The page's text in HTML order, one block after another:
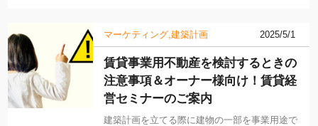
マーケティング 建築計画 2025/5/1
賃貸事業用不動産を検討するときの
注意事項＆オーナー様向け！賃貸経
営セミナーのご案内
建築計画を立てる際に建物の一部を事業用途で